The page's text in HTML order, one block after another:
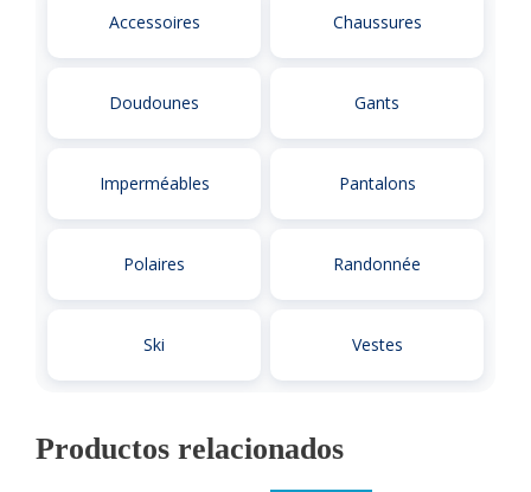
Accessoires Chaussures
Doudounes Gants
Imperméables Pantalons
Polaires Randonnée
Ski Vestes
Productos relacionados